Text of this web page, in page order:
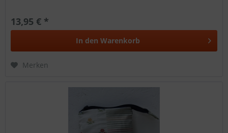
13,95 € *
In den Warenkorb
Merken